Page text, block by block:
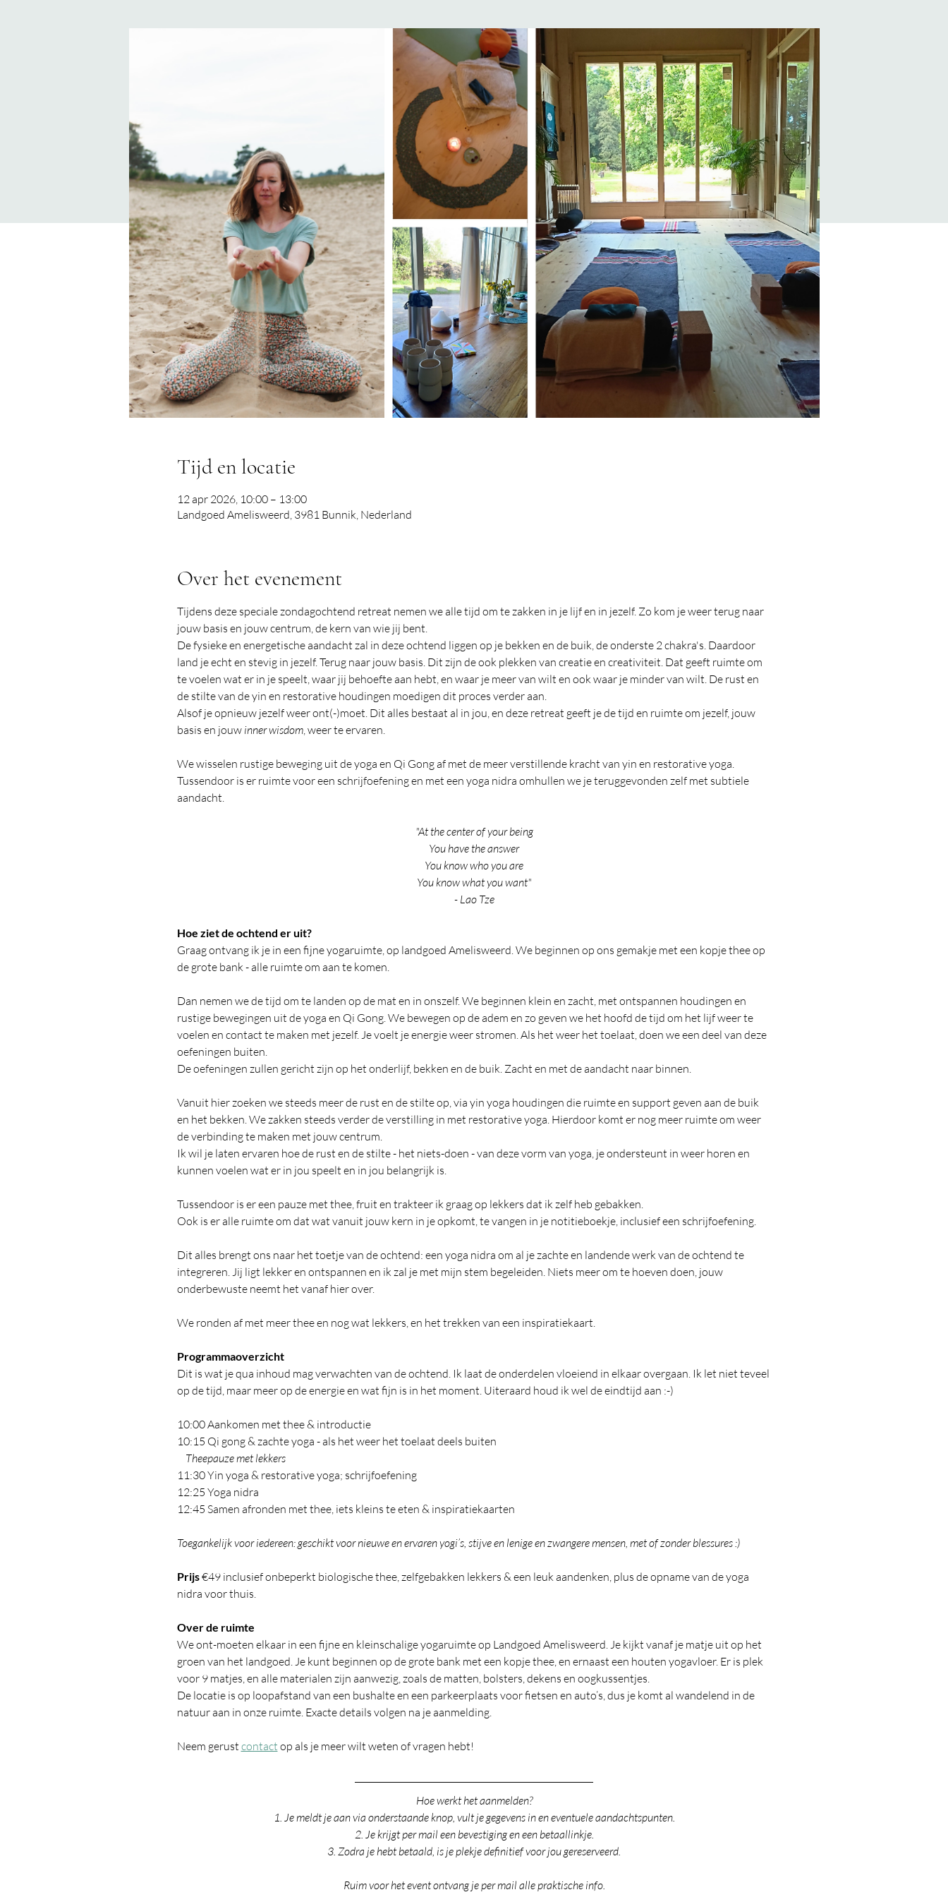
Tijd en locatie
12 apr 2026, 10:00 – 13:00
Landgoed Amelisweerd, 3981 Bunnik, Nederland
Over het evenement
Tijdens deze speciale zondagochtend retreat nemen we alle tijd om te zakken in je lijf en in jezelf. Zo kom je weer terug naar
jouw basis en jouw centrum, de kern van wie jij bent.
De fysieke en energetische aandacht zal in deze ochtend liggen op je bekken en de buik, de onderste 2 chakra's. Daardoor
land je echt en stevig in jezelf. Terug naar jouw basis. Dit zijn de ook plekken van creatie en creativiteit. Dat geeft ruimte om
te voelen wat er in je speelt, waar jij behoefte aan hebt, en waar je meer van wilt en ook waar je minder van wilt. De rust en
de stilte van de yin en restorative houdingen moedigen dit proces verder aan.
Alsof je opnieuw jezelf weer ont(-)moet. Dit alles bestaat al in jou, en deze retreat geeft je de tijd en ruimte om jezelf, jouw
basis en jouw inner wisdom, weer te ervaren.
We wisselen rustige beweging uit de yoga en Qi Gong af met de meer verstillende kracht van yin en restorative yoga.
Tussendoor is er ruimte voor een schrijfoefening en met een yoga nidra omhullen we je teruggevonden zelf met subtiele
aandacht.
"At the center of your being
You have the answer
You know who you are
You know what you want"
- Lao Tze
Hoe ziet de ochtend er uit?
Graag ontvang ik je in een fijne yogaruimte, op landgoed Amelisweerd. We beginnen op ons gemakje met een kopje thee op
de grote bank - alle ruimte om aan te komen.
Dan nemen we de tijd om te landen op de mat en in onszelf. We beginnen klein en zacht, met ontspannen houdingen en
rustige bewegingen uit de yoga en Qi Gong. We bewegen op de adem en zo geven we het hoofd de tijd om het lijf weer te
voelen en contact te maken met jezelf. Je voelt je energie weer stromen. Als het weer het toelaat, doen we een deel van deze
oefeningen buiten.
De oefeningen zullen gericht zijn op het onderlijf, bekken en de buik. Zacht en met de aandacht naar binnen.
Vanuit hier zoeken we steeds meer de rust en de stilte op, via yin yoga houdingen die ruimte en support geven aan de buik
en het bekken. We zakken steeds verder de verstilling in met restorative yoga. Hierdoor komt er nog meer ruimte om weer
de verbinding te maken met jouw centrum.
Ik wil je laten ervaren hoe de rust en de stilte - het niets-doen - van deze vorm van yoga, je ondersteunt in weer horen en
kunnen voelen wat er in jou speelt en in jou belangrijk is.
Tussendoor is er een pauze met thee, fruit en trakteer ik graag op lekkers dat ik zelf heb gebakken.
Ook is er alle ruimte om dat wat vanuit jouw kern in je opkomt, te vangen in je notitieboekje, inclusief een schrijfoefening.
Dit alles brengt ons naar het toetje van de ochtend: een yoga nidra om al je zachte en landende werk van de ochtend te
integreren. Jij ligt lekker en ontspannen en ik zal je met mijn stem begeleiden. Niets meer om te hoeven doen, jouw
onderbewuste neemt het vanaf hier over.
We ronden af met meer thee en nog wat lekkers, en het trekken van een inspiratiekaart.
Programmaoverzicht
Dit is wat je qua inhoud mag verwachten van de ochtend. Ik laat de onderdelen vloeiend in elkaar overgaan. Ik let niet teveel
op de tijd, maar meer op de energie en wat fijn is in het moment. Uiteraard houd ik wel de eindtijd aan :-)
10:00 Aankomen met thee & introductie
10:15 Qi gong & zachte yoga - als het weer het toelaat deels buiten
Theepauze met lekkers
11:30 Yin yoga & restorative yoga; schrijfoefening
12:25 Yoga nidra
12:45 Samen afronden met thee, iets kleins te eten & inspiratiekaarten
Toegankelijk voor iedereen: geschikt voor nieuwe en ervaren yogi’s, stijve en lenige en zwangere mensen, met of zonder blessures :)
Prijs €49 inclusief onbeperkt biologische thee, zelfgebakken lekkers & een leuk aandenken, plus de opname van de yoga
nidra voor thuis.
Over de ruimte
We ont-moeten elkaar in een fijne en kleinschalige yogaruimte op Landgoed Amelisweerd. Je kijkt vanaf je matje uit op het
groen van het landgoed. Je kunt beginnen op de grote bank met een kopje thee, en ernaast een houten yogavloer. Er is plek
voor 9 matjes, en alle materialen zijn aanwezig, zoals de matten, bolsters, dekens en oogkussentjes.
De locatie is op loopafstand van een bushalte en een parkeerplaats voor fietsen en auto’s, dus je komt al wandelend in de
natuur aan in onze ruimte. Exacte details volgen na je aanmelding.
Neem gerust contact op als je meer wilt weten of vragen hebt!
Hoe werkt het aanmelden?
1. Je meldt je aan via onderstaande knop, vult je gegevens in en eventuele aandachtspunten.
2. Je krijgt per mail een bevestiging en een betaallinkje.
3. Zodra je hebt betaald, is je plekje definitief voor jou gereserveerd.
Ruim voor het event ontvang je per mail alle praktische info.